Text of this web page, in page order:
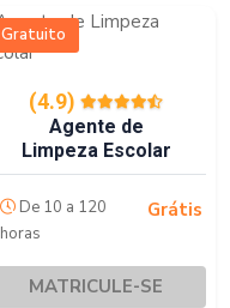
Gratuito
(4.9)
Agente de
Limpeza Escolar
De 10 a 120
horas
Grátis
MATRICULE-SE